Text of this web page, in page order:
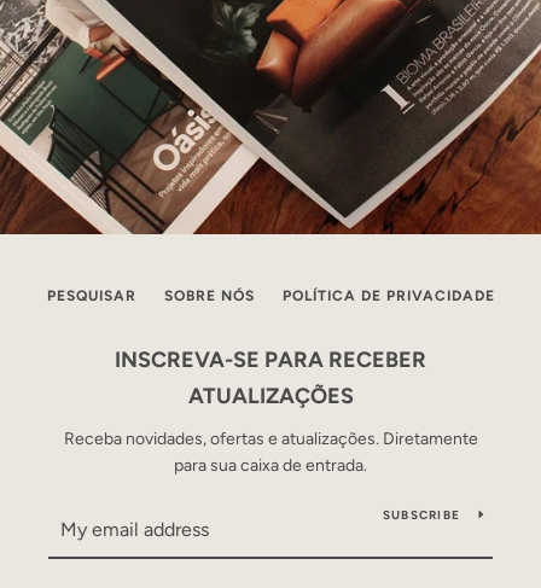
PESQUISAR SOBRE NÓS POLÍTICA DE PRIVACIDADE
INSCREVA-SE PARA RECEBER
ATUALIZAÇÕES
Receba novidades, ofertas e atualizações. Diretamente
para sua caixa de entrada.
SUBSCRIBE